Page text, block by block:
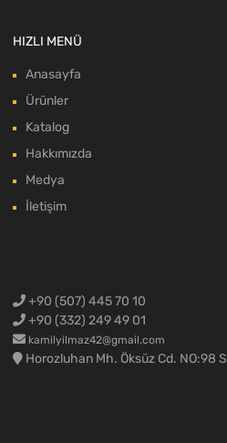
HIZLI MENÜ
Anasayfa
Ürünler
Katalog
Hakkımızda
Medya
İletişim
+90 (507) 445 70 10
+90 (332) 249 49 01
kamilyilmaz42@gmail.com
Horozluhan Mh. Öksüz Cd. NO:98